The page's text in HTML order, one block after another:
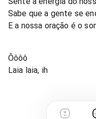
Sabe que a gente se
E a nossa oração é o
Ôôôô
Laia laia, ih